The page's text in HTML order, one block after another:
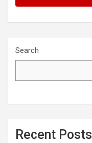
Search
Recent Posts